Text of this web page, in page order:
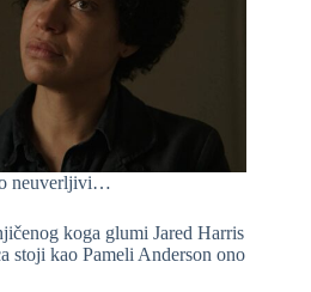
neuverljivi…
koga glumi Jared Harris
stoji kao Pameli Anderson ono